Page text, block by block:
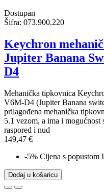
Dostupan
Šifra: 073.900.220
Keychron
Jupiter Banana
D4
Mehanička tipkovnica
V6M-D4 (Jupiter Banana
prilagođena mehanička
5.1 vezom, a ima i
raspored i nud
149,47 €
-5% Cijena s popustom
Dodaj u košaricu